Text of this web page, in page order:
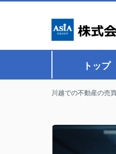
トップ
川越での不動産の売